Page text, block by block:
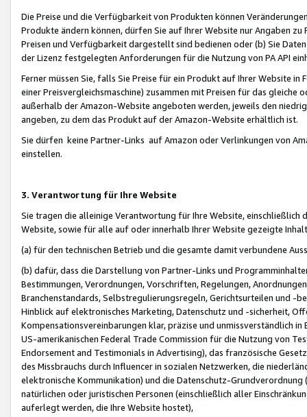
Die Preise und die Verfügbarkeit von Produkten können
Produkte ändern können, dürfen Sie auf Ihrer Website nur Angaben
Preisen und Verfügbarkeit dargestellt sind bedienen oder (b) Sie
der Lizenz festgelegten Anforderungen für die Nutzung von PA API
Ferner müssen Sie, falls Sie Preise für ein Produkt auf Ihrer Website
einer Preisvergleichsmaschine) zusammen mit Preisen für das
außerhalb der Amazon-Website angeboten werden, jeweils den
angeben, zu dem das Produkt auf der Amazon-Website erhältlich ist.
Sie dürfen keine Partner-Links auf Amazon oder Verlinkungen von
einstellen.
3. Verantwortung für Ihre Website
Sie tragen die alleinige Verantwortung für Ihre Website,
Website, sowie für alle auf oder innerhalb Ihrer Website gezeigte
(a) für den technischen Betrieb und die gesamte damit verbundene
(b) dafür, dass die Darstellung von Partner-Links und
Bestimmungen, Verordnungen, Vorschriften, Regelungen,
Branchenstandards, Selbstregulierungsregeln, Gerichtsurteilen und -
Hinblick auf elektronisches Marketing, Datenschutz und -sicherheit,
Kompensationsvereinbarungen klar, präzise und unmissverständlich
US-amerikanischen Federal Trade Commission für die Nutzung von
Endorsement and Testimonials in Advertising), das französische
des Missbrauchs durch Influencer in sozialen Netzwerken, die
elektronische Kommunikation) und die Datenschutz-
natürlichen oder juristischen Personen (einschließlich aller
auferlegt werden, die Ihre Website hostet),